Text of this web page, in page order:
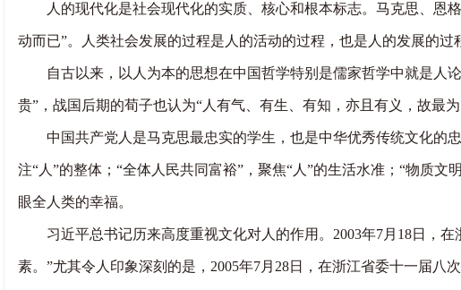
人的现代化是社会现代化的实质、核心和根本标志。马克思、恩
动而已”。人类社会发展的过程是人的活动的过程，也是人的发展的过
自古以来，以人为本的思想在中国哲学特别是儒家哲学中就是人论
贵”，战国后期的荀子也认为“人有气、有生、有知，亦且有义，故最
中国共产党人是马克思最忠实的学生，也是中华优秀传统文化的忠
注“人”的整体；“全体人民共同富裕”，聚焦“人”的生活水准；“物质
眼全人类的幸福。
习近平总书记历来高度重视文化对人的作用。2003年7月18日，在
素。”尤其令人印象深刻的是，2005年7月28日，在浙江省委十一届八